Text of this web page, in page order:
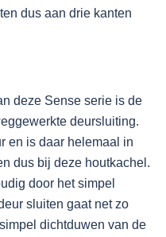
dus aan drie kanten
deze Sense serie is de
deursluiting.
en is daar helemaal in
dus bij deze houtkachel.
door het simpel
sluiten gaat net zo
dichtduwen van de